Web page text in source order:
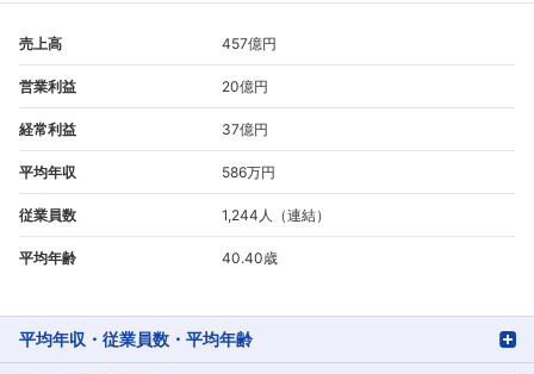
売上高 457億円
営業利益 20億円
経常利益 37億円
平均年収 586万円
従業員数 1,244人（連結）
平均年齢 40.40歳
平均年収・従業員数・平均年齢